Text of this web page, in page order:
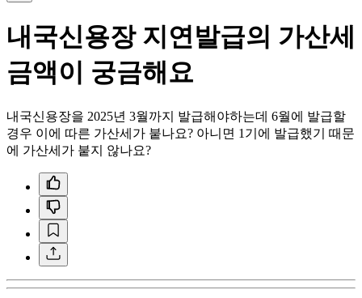
내국신용장 지연발급의 가산세
금액이 궁금해요
내국신용장을 2025년 3월까지 발급해야하는데 6월에 발급할
경우 이에 따른 가산세가 붙나요? 아니면 1기에 발급했기 때문
에 가산세가 붙지 않나요?